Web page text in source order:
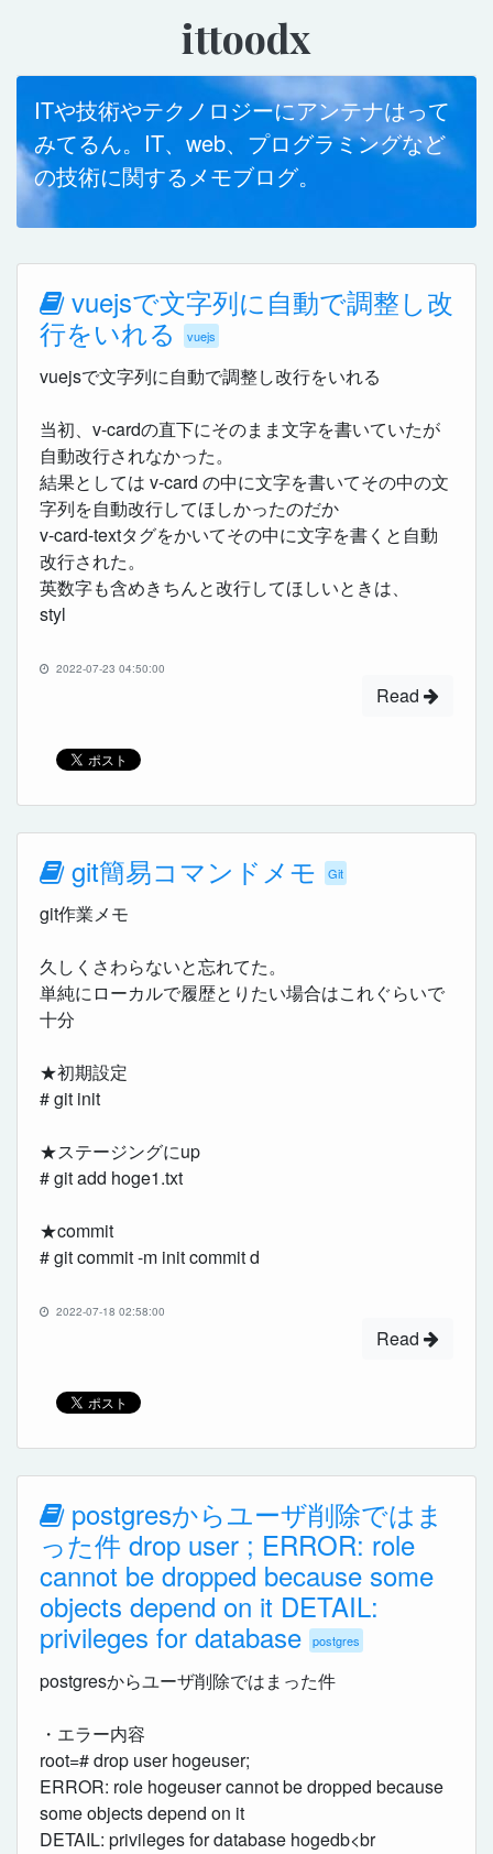
ittoodx
ITや技術やテクノロジーにアンテナはって
みてるん。IT、web、プログラミングなど
の技術に関するメモブログ。
vuejsで文字列に自動で調整し改
行をいれる
vuejs
vuejsで文字列に自動で調整し改行をいれる
当初、v-cardの直下にそのまま文字を書いていたが
自動改行されなかった。
結果としては v-card の中に文字を書いてその中の文
字列を自動改行してほしかったのだか
v-card-textタグをかいてその中に文字を書くと自動
改行された。
英数字も含めきちんと改行してほしいときは、
styl
2022-07-23 04:50:00
Read
git簡易コマンドメモ Git
git作業メモ
久しくさわらないと忘れてた。
単純にローカルで履歴とりたい場合はこれぐらいで
十分
★初期設定
# git init
★ステージングにup
# git add hoge1.txt
★commit
# git commit -m init commit d
2022-07-18 02:58:00
Read
postgresからユーザ削除ではま
った件 drop user ; ERROR: role
cannot be dropped because some
objects depend on it DETAIL:
privileges for database
postgres
postgresからユーザ削除ではまった件
・エラー内容
root=# drop user hogeuser;
ERROR: role hogeuser cannot be dropped because
some objects depend on it
DETAIL: privileges for database hogedb<br